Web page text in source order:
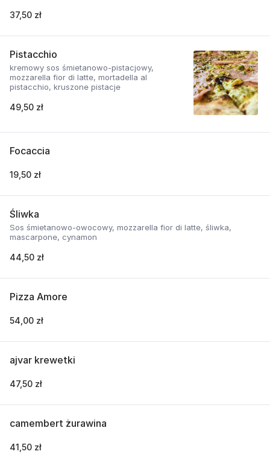
37,50 zł
Pistacchio
kremowy sos śmietanowo-pistacjowy,
mozzarella fior di latte, mortadella al
pistacchio, kruszone pistacje
49,50 zł
Focaccia
19,50 zł
Śliwka
Sos śmietanowo-owocowy, mozzarella fior di latte, śliwka,
mascarpone, cynamon
44,50 zł
Pizza Amore
54,00 zł
ajvar krewetki
47,50 zł
camembert żurawina
41,50 zł